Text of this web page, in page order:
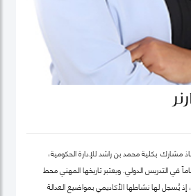
مشارك بكلية محمد بن راشد للإدارة الحكومية،
بخبرة تمتد لأكثر من 25 عاماً في التدريس الدولي. ويعتبر تاريخها المهني محط
إذ يُسجل لها نشاطها الأكاديمي بمواضيع العدالة